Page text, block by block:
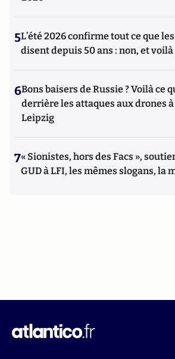
5L’été 2026 confirme tout ce que
disent depuis 50 ans : non, et
6Bons baisers de Russie ? Voilà ce
derrière les attaques aux drones
Leipzig
7« Sionistes, hors des Facs »,
GUD à LFI, les mêmes slogans, la